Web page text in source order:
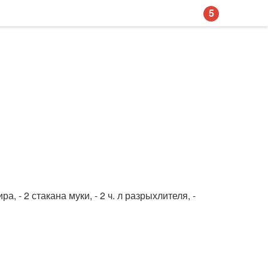
- 2 стакана муки, - 2 ч. л разрыхлителя, -
5